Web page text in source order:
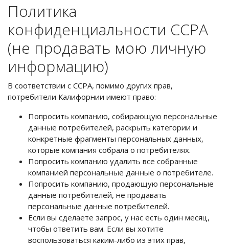
Политика
конфиденциальности CCPA
(не продавать мою личную
информацию)
В соответствии с CCPA, помимо других прав,
потребители Калифорнии имеют право:
Попросить компанию, собирающую персональные
данные потребителей, раскрыть категории и
конкретные фрагменты персональных данных,
которые компания собрала о потребителях.
Попросить компанию удалить все собранные
компанией персональные данные о потребителе.
Попросить компанию, продающую персональные
данные потребителей, не продавать
персональные данные потребителей.
Если вы сделаете запрос, у нас есть один месяц,
чтобы ответить вам. Если вы хотите
воспользоваться каким-либо из этих прав,